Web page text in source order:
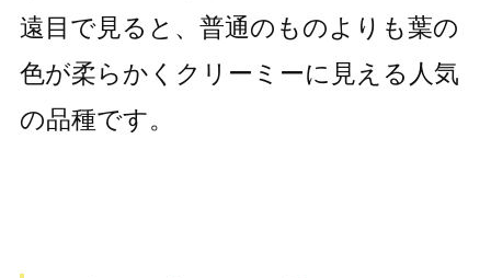
遠目で見ると、普通のものよりも葉の
色が柔らかくクリーミーに見える人気
の品種です。